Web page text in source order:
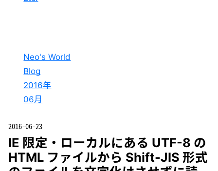
Neo's World
Blog
2016年
06月
2016-06-23
IE 限定・ローカルにある UTF-8 の
HTML ファイルから Shift-JIS 形式